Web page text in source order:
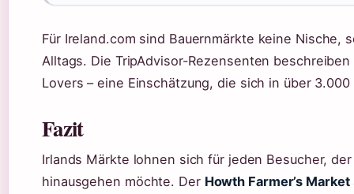
Für Ireland.com sind Bauernmärkte keine Nische,
Alltags. Die TripAdvisor-Rezensenten
Lovers – eine Einschätzung, die sich in über
Fazit
Irlands Märkte lohnen sich für jeden Besucher,
hinausgehen möchte. Der Howth Farmer’s Market